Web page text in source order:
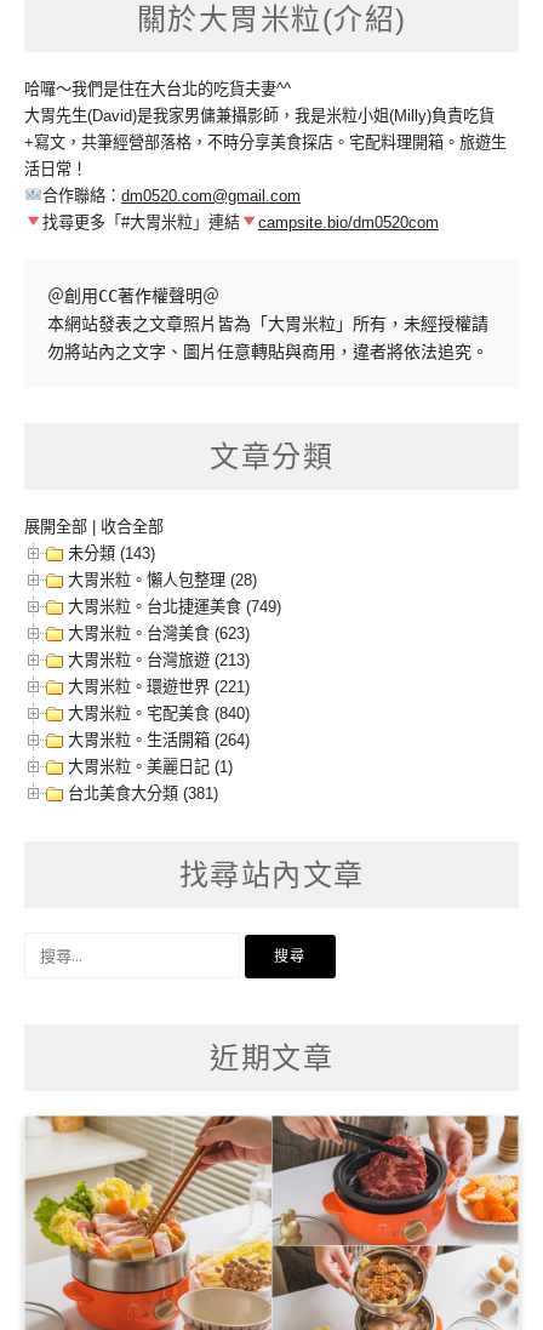
關於大胃米粒(介紹)
哈囉～我們是住在大台北的吃貨夫妻^^
大胃先生(David)是我家男傭兼攝影師，我是米粒小姐(Milly)負責吃貨
+寫文，共筆經營部落格，不時分享美食探店。宅配料理開箱。旅遊生
活日常！
合作聯絡： dm0520.com@gmail.com
找尋更多「#大胃米粒」連結
campsite.bio/dm0520com
＠創用CC著作權聲明＠
本網站發表之文章照片皆為「大胃米粒」所有，未經授權請
勿將站內之文字、圖片任意轉貼與商用，違者將依法追究。
文章分類
展開全部 | 收合全部
未分類 (143)
大胃米粒。懶人包整理 (28)
大胃米粒。台北捷運美食 (749)
大胃米粒。台灣美食 (623)
大胃米粒。台灣旅遊 (213)
大胃米粒。環遊世界 (221)
大胃米粒。宅配美食 (840)
大胃米粒。生活開箱 (264)
大胃米粒。美麗日記 (1)
台北美食大分類 (381)
找尋站內文章
近期文章